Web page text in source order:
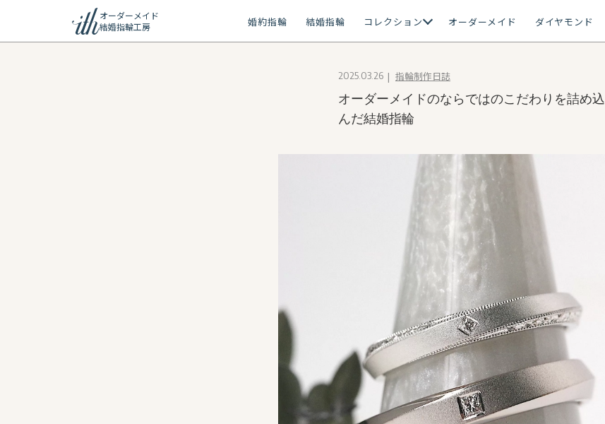
オーダーメイド
結婚指輪工房
婚約指輪 結婚指輪 コレクション オーダーメイド ダイヤモンド
2025.03.26 指輪制作日誌
オーダーメイドのならではのこだわりを詰め込
んだ結婚指輪